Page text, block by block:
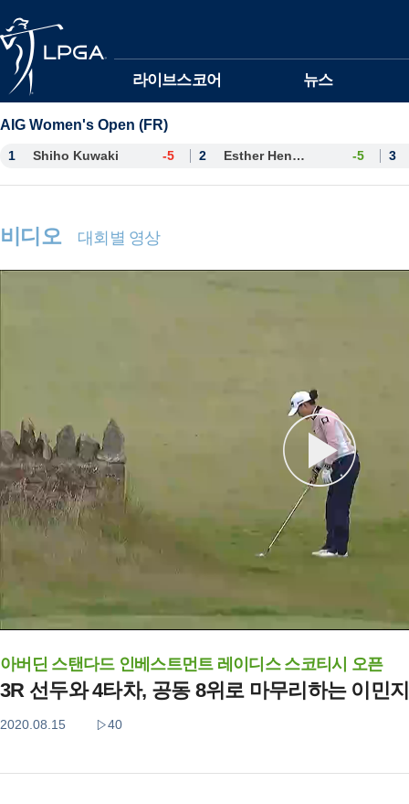
라이브스코어 뉴스
AIG Women's Open (FR)
1 Shiho Kuwaki -5 2 Esther Henseleit -5 3
비디오 대회별 영상
아버딘 스탠다드 인베스트먼트 레이디스 스코티시 오픈
3R 선두와 4타차, 공동 8위로 마무리하는 이민지
2020.08.15 40